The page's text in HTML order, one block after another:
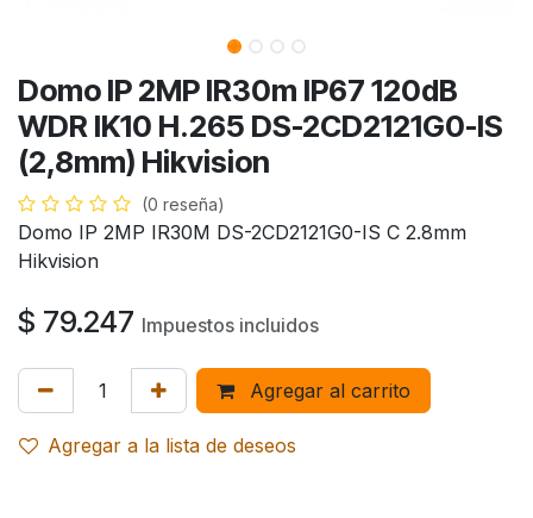
Domo IP 2MP IR30m IP67 120dB
WDR IK10 H.265 DS-2CD2121G0-IS
(2,8mm) Hikvision
(0 reseña)
Domo IP 2MP IR30M DS-2CD2121G0-IS C 2.8mm
Hikvision
$ 79.247 Impuestos incluidos
Agregar al carrito
Agregar a la lista de deseos